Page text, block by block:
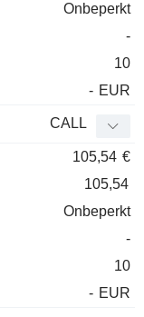
Onbeperkt
-
10
- EUR
CALL
105,54 €
105,54
Onbeperkt
-
10
- EUR